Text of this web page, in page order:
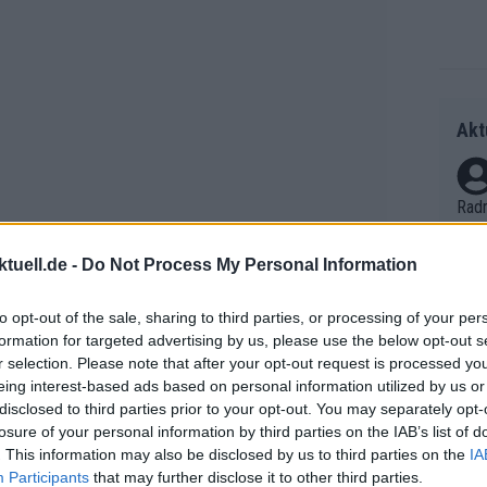
- Do Not Process My Personal Information
opt-out of the sale, sharing to third parties, or processing of your
for targeted advertising by us, please use the below opt-out
selection. Please note that after your opt-out request is processed
interest-based ads based on personal information utilized by us
to third parties prior to your opt-out. You may separately
of your personal information by third parties on the IAB’s list of
This information may also be disclosed by us to third parties on the
Participants that may further disclose it to other third parties.
dominiert und wie er sich in
wundern, wenn er so groß wird,
ss
et.
Auf
V?